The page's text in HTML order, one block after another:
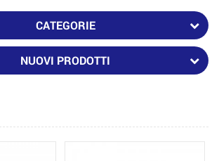
CATEGORIE
NUOVI PRODOTTI